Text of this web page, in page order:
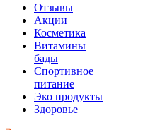
Отзывы
Акции
Косметика
Витамины
бады
Спортивное
питание
Эко продукты
Здоровье